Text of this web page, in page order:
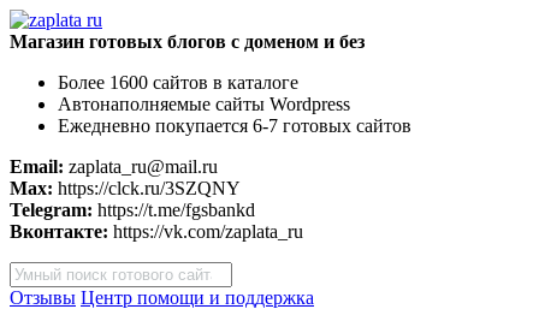
Магазин готовых блогов с доменом и без
Более 1600 сайтов в каталоге
Автонаполняемые сайты Wordpress
Ежедневно покупается 6-7 готовых сайтов
Email: zaplata_ru@mail.ru
Max: https://clck.ru/3SZQNY
Telegram: https://t.me/fgsbankd
Вконтакте: https://vk.com/zaplata_ru
Поиск
товаров
Отзывы Центр помощи и поддержка